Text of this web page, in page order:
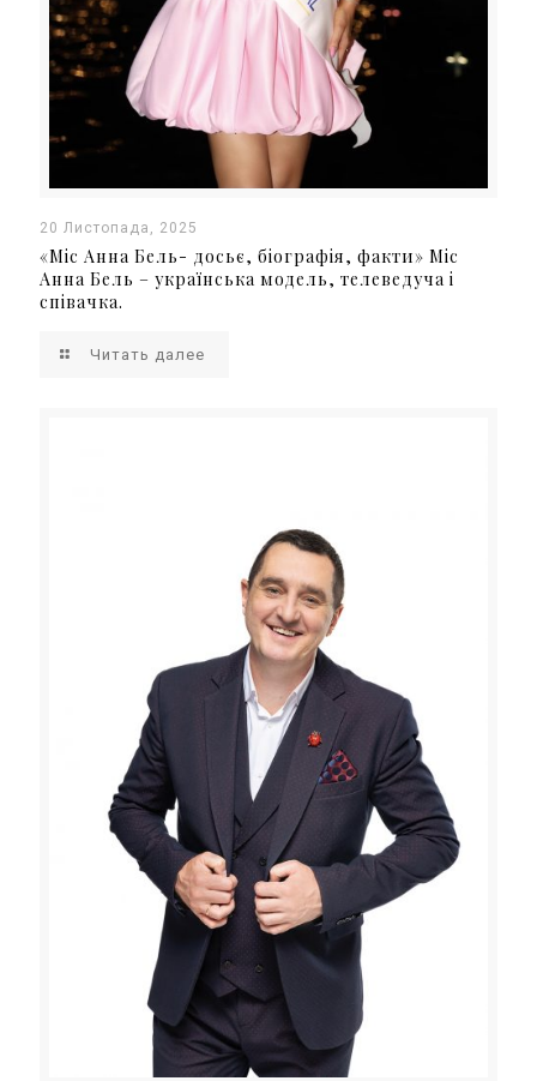
20 Листопада, 2025
«Міс Анна Бель- досьє, біографія, факти» Міс
Анна Бель – українська модель, телеведуча і
співачка.
Читать далее